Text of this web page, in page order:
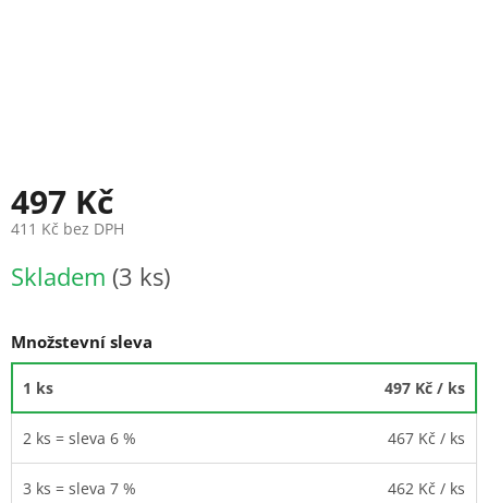
497 Kč
411 Kč bez DPH
cena:
Skladem (3 ks)
Množstevní sleva
1 ks 497 Kč / ks
2 ks = sleva 6 % 467 Kč / ks
3 ks = sleva 7 % 462 Kč / ks